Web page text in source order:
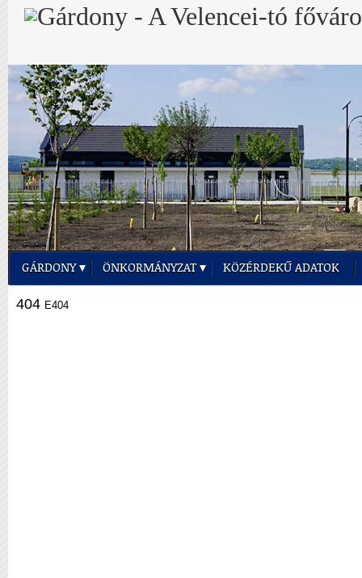
GÁRDONY ÖNKORMÁNYZAT KÖZÉRDEKŰ ADATOK
404 E404